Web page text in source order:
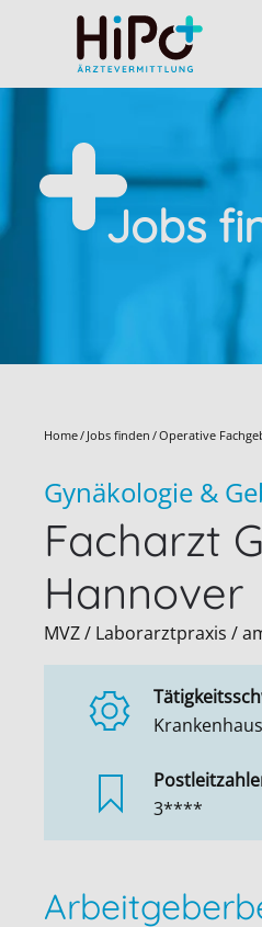
Skip to main content
Jobs
Home Jobs finden Operative
Gynäkologie &
Facharzt
Hannover
MVZ / Laborarztpraxis /
Krankenhaus
3****